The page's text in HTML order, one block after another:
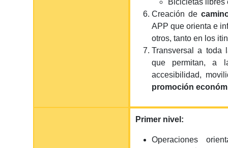
Bicicletas libres
Creación de
APP que orienta e
otros, tanto en los
Transversal a toda
que permitan, a
accesibilidad,
promoción
Primer nivel:
Operaciones